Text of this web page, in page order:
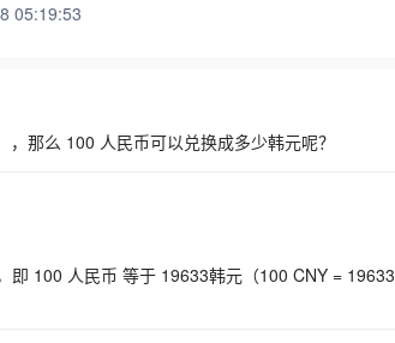
05:19:53
那么 100 人民币可以兑换成多少韩元呢？
100 人民币 等于 19633韩元（100 CNY = 19633